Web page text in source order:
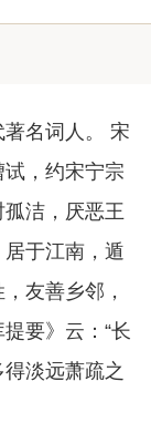
名词人。 宋
，约宋宁宗
洁，厌恶王
于江南，遁
友善乡邻，
要》云：“长
淡远萧疏之